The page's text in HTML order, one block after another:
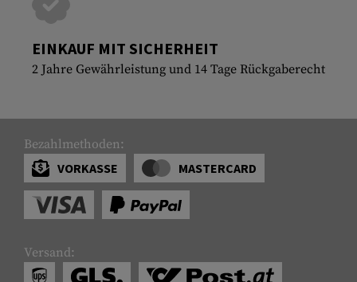
EINKAUF MIT SICHERHEIT
2 Jahre Gewährleistung und 14 Tage Rückgaberecht
Bezahlmethoden:
VORKASSE
MASTERCARD
Versand: